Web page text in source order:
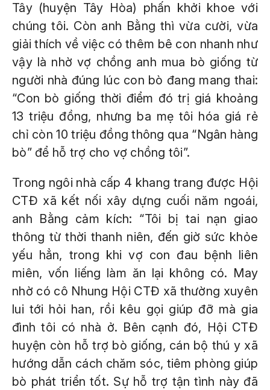
Tây (huyện Tây Hòa) phấn khởi khoe với
chúng tôi. Còn anh Bằng thì vừa cười, vừa
giải thích về việc có thêm bê con nhanh như
vậy là nhờ vợ chồng anh mua bò giống từ
người nhà đúng lúc con bò đang mang thai:
“Con bò giống thời điểm đó trị giá khoảng
13 triệu đồng, nhưng ba mẹ tôi hóa giá rẻ
chỉ còn 10 triệu đồng thông qua “Ngân hàng
bò” để hỗ trợ cho vợ chồng tôi”.
Trong ngôi nhà cấp 4 khang trang được Hội
CTĐ xã kết nối xây dựng cuối năm ngoái,
anh Bằng cảm kích: “Tôi bị tai nạn giao
thông từ thời thanh niên, đến giờ sức khỏe
yếu hẳn, trong khi vợ con đau bệnh liên
miên, vốn liếng làm ăn lại không có. May
nhờ có cô Nhung Hội CTĐ xã thường xuyên
lui tới hỏi han, rồi kêu gọi giúp đỡ mà gia
đình tôi có nhà ở. Bên cạnh đó, Hội CTĐ
huyện còn hỗ trợ bò giống, cán bộ thú y xã
hướng dẫn cách chăm sóc, tiêm phòng giúp
bò phát triển tốt. Sự hỗ trợ tận tình này đã